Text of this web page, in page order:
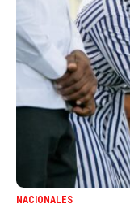
NACIONALES